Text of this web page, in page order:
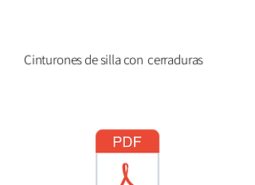
Cinturones de silla con cerraduras